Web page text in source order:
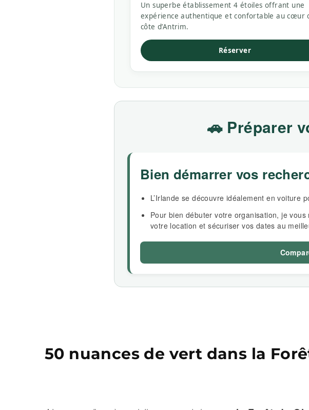
Un superbe établissement 4 étoiles offrant une
expérience authentique et confortable au cœur
côte d’Antrim.
Réserver
🚗 Préparer
Bien démarrer vos
L’Irlande se découvre idéalement en voiture
Pour bien débuter votre organisation, je
votre location et sécuriser vos dates au
50 nuances de vert dans la